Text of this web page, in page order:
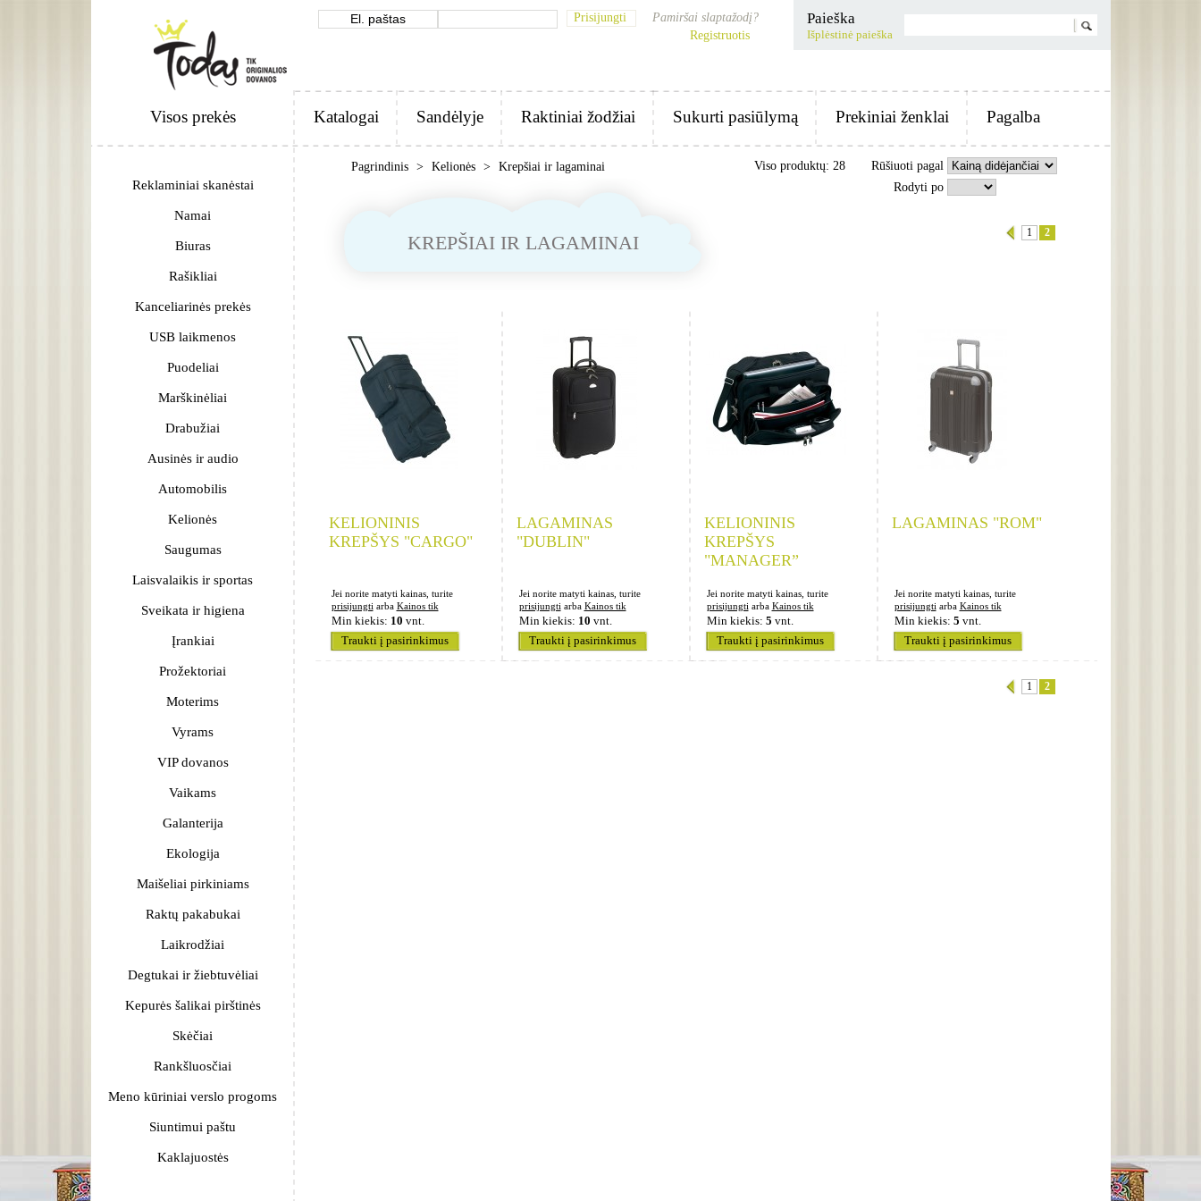
Paieška
Išplėstinė paieška
Prisijungti
Pamiršai slaptažodį?
Registruotis
Visos prekės Katalogai Sandėlyje Raktiniai žodžiai Sukurti pasiūlymą Prekiniai ženklai Pagalba
Reklaminiai skanėstai
Namai
Biuras
Rašikliai
Kanceliarinės prekės
USB laikmenos
Puodeliai
Marškinėliai
Drabužiai
Ausinės ir audio
Automobilis
Kelionės
Saugumas
Laisvalaikis ir sportas
Sveikata ir higiena
Įrankiai
Prožektoriai
Moterims
Vyrams
VIP dovanos
Vaikams
Galanterija
Ekologija
Maišeliai pirkiniams
Raktų pakabukai
Laikrodžiai
Degtukai ir žiebtuvėliai
Kepurės šalikai pirštinės
Skėčiai
Rankšluosčiai
Meno kūriniai verslo progoms
Siuntimui paštu
Kaklajuostės
Pagrindinis > Kelionės > Krepšiai ir lagaminai
KREPŠIAI IR LAGAMINAI
Viso produktų: 28
Rūšiuoti pagal
Rodyti po
1 2
KELIONINIS
KREPŠYS "CARGO"
Jei norite matyti kainas, turite
prisijungti arba Kainos tik
Min kiekis: 10 vnt.
Traukti į pasirinkimus
LAGAMINAS
"DUBLIN"
Jei norite matyti kainas, turite
prisijungti arba Kainos tik
Min kiekis: 10 vnt.
Traukti į pasirinkimus
KELIONINIS
KREPŠYS
"MANAGER”
Jei norite matyti kainas, turite
prisijungti arba Kainos tik
Min kiekis: 5 vnt.
Traukti į pasirinkimus
LAGAMINAS "ROM"
Jei norite matyti kainas, turite
prisijungti arba Kainos tik
Min kiekis: 5 vnt.
Traukti į pasirinkimus
1 2